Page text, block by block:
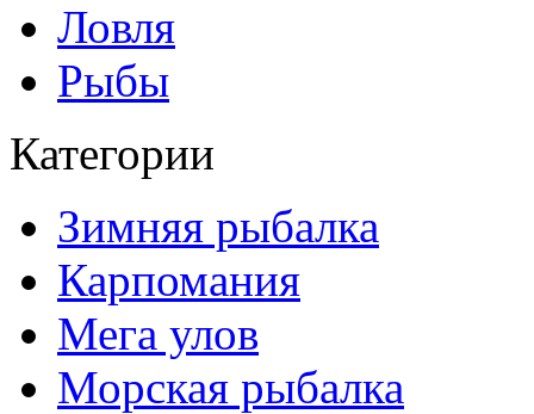
Ловля
Рыбы
Категории
Зимняя рыбалка
Карпомания
Мега улов
Морская рыбалка